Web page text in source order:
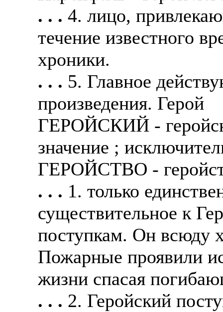
. . . 4. лицо,
течение известного
хроники.
. . . 5. Главное
произведения. Герой
ГЕРОЙСКИЙ -
значение ;
ГЕРОЙСТВО -
. . . 1. только
существительное к
поступкам. Он всюду
Пожарные проявили
жизни спасая
. . . 2. Геройский